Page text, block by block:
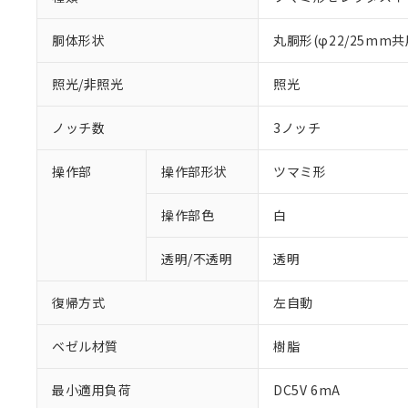
胴体形状 丸胴形(φ22/25mm共
照光/非照光 照光
ノッチ数 3ノッチ
操作部 操作部形状 ツマミ形
操作部色 白
透明/不透明 透明
復帰方式 左自動
ベゼル材質 樹脂
最小適用負荷 DC5V 6mA
※1 対応状況